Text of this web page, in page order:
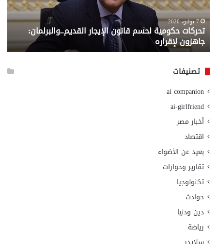
جاهزون
لإقراره
7 يوليو، 2020
تحركات حكومية لحسم قانون الإيجار القديم..والبرلمان:
جاهزون لإقراره
من
تصنيفات
ai companion
ai-girlfriend
أخبار مصر
اقتصاد
بعيد عن الأضواء
تقارير وحوارات
تكنولوجيا
حوادث
دين ودنيا
رياضة